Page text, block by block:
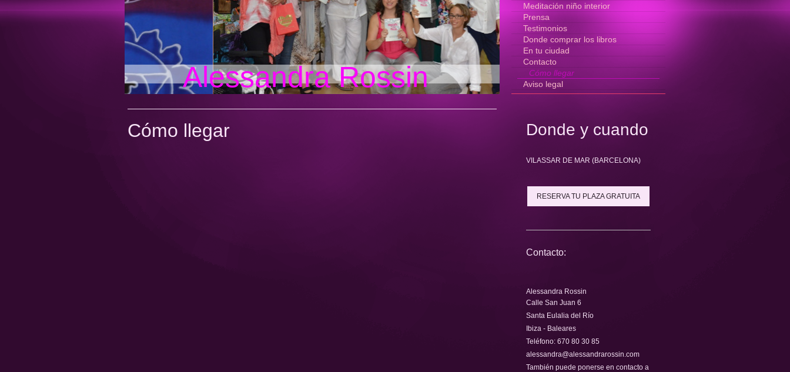
Alessandra Rossin
Cómo llegar
Meditación niño interior
Prensa
Testimonios
Donde comprar los libros
En tu ciudad
Contacto
Cómo llegar
Aviso legal
Donde y cuando
VILASSAR DE MAR (BARCELONA)
RESERVA TU PLAZA GRATUITA
Contacto:
Alessandra Rossin
Calle San Juan 6
Santa Eulalia del Río
Ibiza - Baleares
Teléfono: 670 80 30 85
alessandra@alessandrarossin.com
También puede ponerse en contacto a